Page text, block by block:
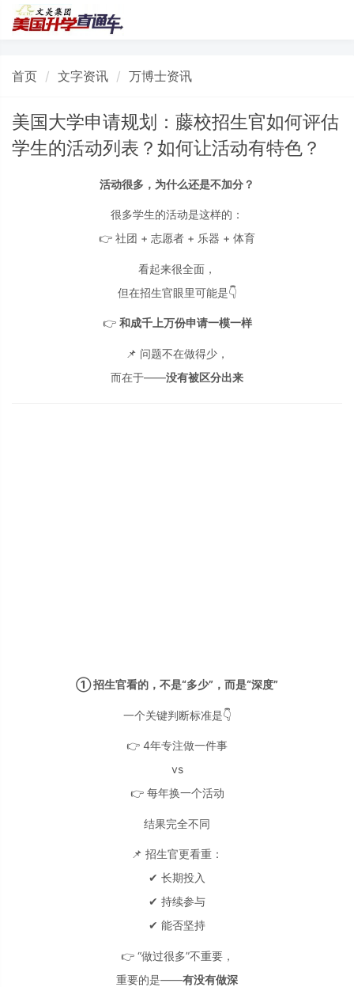
首页 文字资讯 万博士资讯
美国大学申请规划：藤校招生官如何评估
学生的活动列表？如何让活动有特色？
活动很多，为什么还是不加分？
很多学生的活动是这样的：
👉 社团 + 志愿者 + 乐器 + 体育
看起来很全面，
但在招生官眼里可能是👇
👉 和成千上万份申请一模一样
📌 问题不在做得少，
而在于——没有被区分出来
① 招生官看的，不是“多少”，而是“深度”
一个关键判断标准是👇
👉 4年专注做一件事
vs
👉 每年换一个活动
结果完全不同
📌 招生官更看重：
✔ 长期投入
✔ 持续参与
✔ 能否坚持
👉 “做过很多”不重要，
重要的是——有没有做深